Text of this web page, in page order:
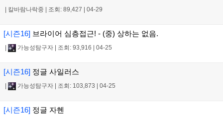
| 칼바람나락중 | 조회: 89,427 | 04-29
[시즌16] 브라이어 심층접근! - (중) 상하는 없음.
| 가능성탐구자 | 조회: 93,916 | 04-25
[시즌16] 정글 사일러스
| 가능성탐구자 | 조회: 103,873 | 04-25
[시즌16] 정글 자헨